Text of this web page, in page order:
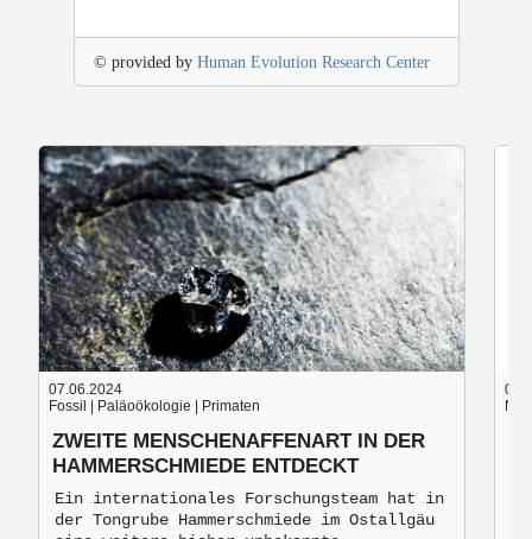
© provided by Human Evolution Research Center
07.06.2024
Fossil | Paläoökologie | Primaten
ZWEITE MENSCHENAFFENART IN DER
HAMMERSCHMIEDE ENTDECKT
Ein internationales Forschungsteam hat in
der Tongrube Hammerschmiede im Ostallgäu